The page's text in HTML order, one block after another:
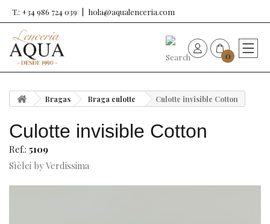
T.: +34 986 724 039 hola@aqualenceria.com
0
Bragas Braga culotte Culotte invisible Cotton
Culotte invisible Cotton
Ref.: 5109
Sìèlei by Verdissima